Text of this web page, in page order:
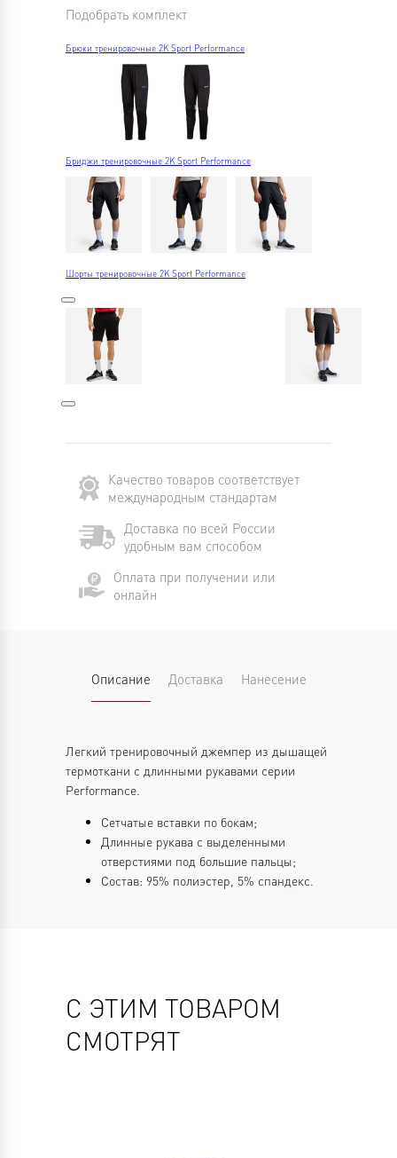
Подобрать комплект
Брюки тренировочные 2K Sport Performance
Бриджи тренировочные 2K Sport Performance
Шорты тренировочные 2K Sport Performance
Качество товаров соответствует
международным стандартам
Доставка по всей России
удобным вам способом
Оплата при получении или
онлайн
Описание Доставка Нанесение
Легкий тренировочный джемпер из дышащей
термоткани с длинными рукавами серии
Performance.
Сетчатые вставки по бокам;
Длинные рукава с выделенными
отверстиями под большие пальцы;
Состав: 95% полиэстер, 5% спандекс.
С ЭТИМ ТОВАРОМ
СМОТРЯТ